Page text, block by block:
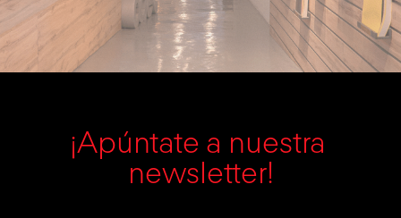
¡Apúntate a nuestra
newsletter!